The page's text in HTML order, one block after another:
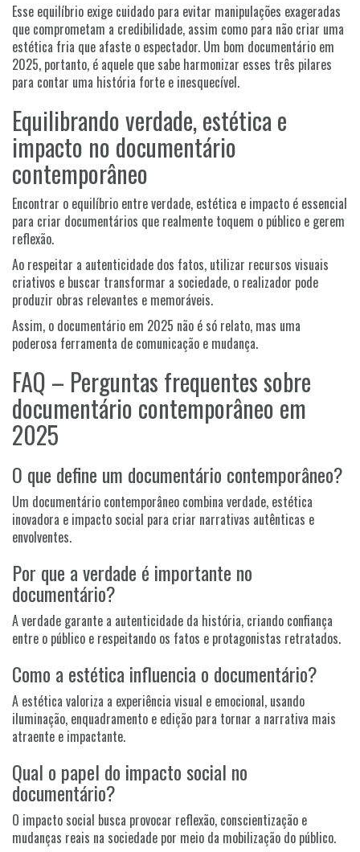
Esse equilíbrio exige cuidado para evitar manipulações exageradas
que comprometam a credibilidade, assim como para não criar uma
estética fria que afaste o espectador. Um bom documentário em
2025, portanto, é aquele que sabe harmonizar esses três pilares
para contar uma história forte e inesquecível.
Equilibrando verdade, estética e
impacto no documentário
contemporâneo
Encontrar o equilíbrio entre verdade, estética e impacto é essencial
para criar documentários que realmente toquem o público e gerem
reflexão.
Ao respeitar a autenticidade dos fatos, utilizar recursos visuais
criativos e buscar transformar a sociedade, o realizador pode
produzir obras relevantes e memoráveis.
Assim, o documentário em 2025 não é só relato, mas uma
poderosa ferramenta de comunicação e mudança.
FAQ – Perguntas frequentes sobre
documentário contemporâneo em
2025
O que define um documentário contemporâneo?
Um documentário contemporâneo combina verdade, estética
inovadora e impacto social para criar narrativas autênticas e
envolventes.
Por que a verdade é importante no
documentário?
A verdade garante a autenticidade da história, criando confiança
entre o público e respeitando os fatos e protagonistas retratados.
Como a estética influencia o documentário?
A estética valoriza a experiência visual e emocional, usando
iluminação, enquadramento e edição para tornar a narrativa mais
atraente e impactante.
Qual o papel do impacto social no
documentário?
O impacto social busca provocar reflexão, conscientização e
mudanças reais na sociedade por meio da mobilização do público.